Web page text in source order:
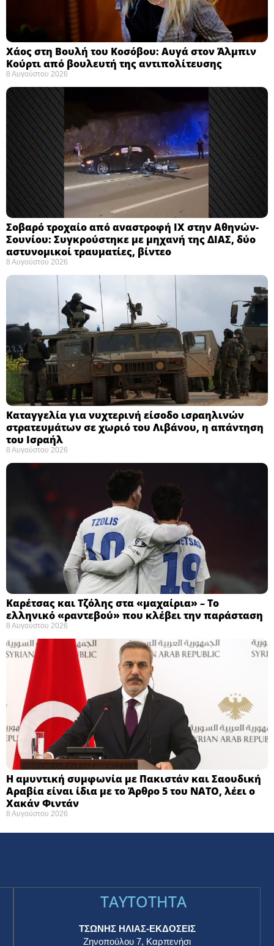
Χάος στη Βουλή του Κοσόβου: Αυγά στον Άλμπιν
Κούρτι από βουλευτή της αντιπολίτευσης
8 Αυγούστου 2026
Σοβαρό τροχαίο από αναστροφή ΙΧ στην Αθηνών-
Σουνίου: Συγκρούστηκε με μηχανή της ΔΙΑΣ, δύο
αστυνομικοί τραυματίες, βίντεο
8 Αυγούστου 2026
Καταγγελία για νυχτερινή είσοδο ισραηλινών
στρατευμάτων σε χωριό του Λιβάνου, η απάντηση
του Ισραήλ
8 Αυγούστου 2026
Καρέτσας και Τζόλης στα «μαχαίρια» – Το
ελληνικό «ραντεβού» που κλέβει την παράσταση
8 Αυγούστου 2026
Η αμυντική συμφωνία με Πακιστάν και Σαουδική
Αραβία είναι ίδια με το Άρθρο 5 του ΝΑΤΟ, λέει ο
Χακάν Φιντάν
8 Αυγούστου 2026
TAYTOTHTA
ΤΣΩΝΗΣ ΗΛΙΑΣ-ΕΚΔΟΣΕΙΣ
Ζηνοπούλου 7, Καρπενήσι